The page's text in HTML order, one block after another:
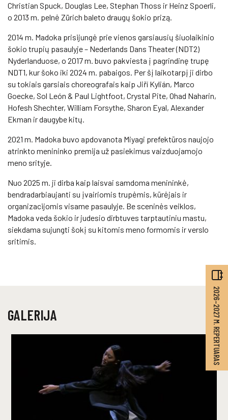
Christian Spuck, Douglas Lee, Stephan Thoss ir Heinz Spoerli,
o 2013 m. pelnė Zürich baleto draugų šokio prizą.
2014 m. Madoka prisijungė prie vienos garsiausių šiuolaikinio
šokio trupių pasaulyje – Nederlands Dans Theater (NDT2)
Nyderlanduose, o 2017 m. buvo pakviesta į pagrindinę trupę
NDT1, kur šoko iki 2024 m. pabaigos. Per šį laikotarpį ji dirbo
su tokiais garsiais choreografais kaip Jiří Kylián, Marco
Goecke, Sol León & Paul Lightfoot, Crystal Pite, Ohad Naharin,
Hofesh Shechter, William Forsythe, Sharon Eyal, Alexander
Ekman ir daugybe kitų.
2021 m. Madoka buvo apdovanota Miyagi prefektūros naujojo
atrinkto menininko premija už pasiekimus vaizduojamojo
meno srityje.
Nuo 2025 m. ji dirba kaip laisvai samdoma menininkė,
bendradarbiaujanti su įvairiomis trupėmis, kūrėjais ir
organizacijomis visame pasaulyje. Be sceninės veiklos,
Madoka veda šokio ir judesio dirbtuves tarptautiniu mastu,
siekdama sujungti šokį su kitomis meno formomis ir verslo
sritimis.
GALERIJA 2026–2027 M. REPERTUARAS